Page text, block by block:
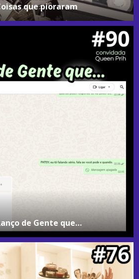
que pioraram
de Gente que…